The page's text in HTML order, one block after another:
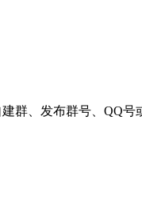
群、发布群号、QQ号